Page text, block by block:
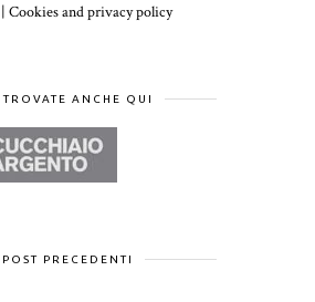
| Cookies and privacy policy
TROVATE ANCHE QUI
POST PRECEDENTI